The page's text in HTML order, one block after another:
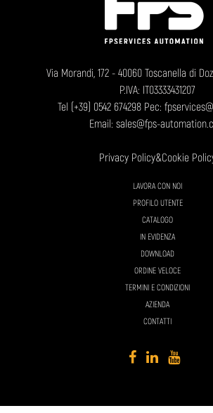
Via Morandi, 172 - 40060 Toscanella di
P.IVA: IT03333431207
Tel (+39) 0542 674298 Pec:
Email: sales@fps-
Privacy Policy&Cookie
LAVORA CON NOI
PROFILO UTENTE
CATALOGO
IN EVIDENZA
DOWNLOAD
ORDINE VELOCE
TERMINI E CONDIZIONI
AZIENDA
CONTATTI